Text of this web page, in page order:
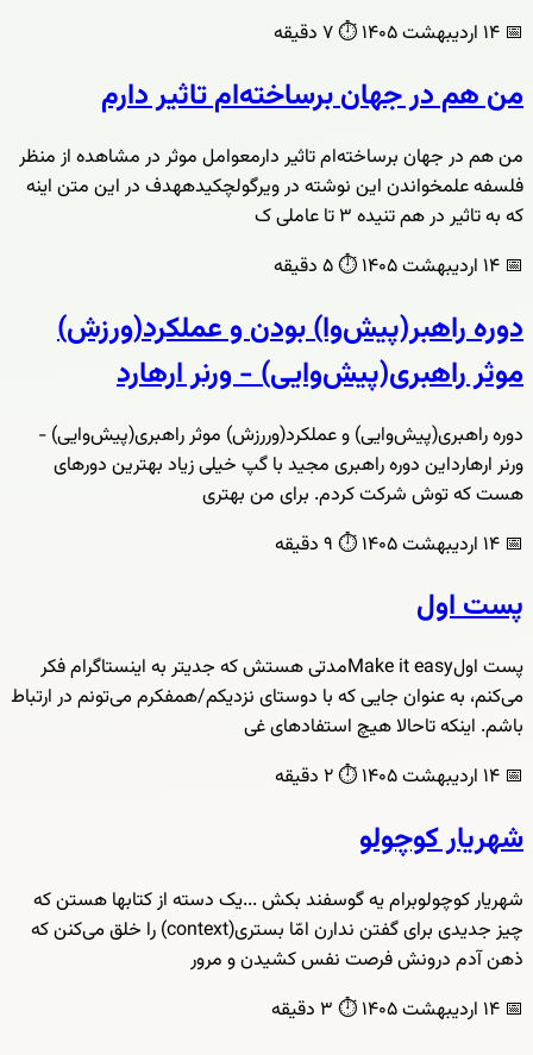
📅
⏱️
من هم در جهان برساخته‌ام تاثیر دارم
من هم در جهان برساخته‌ام تاثیر دارمعوامل موثر در مشاهده از منظر
فلسفه علمخواندن این نوشته در ویرگولچکیدههدف در این متن اینه
که به تاثیر در هم تنیده ۳ تا عاملی ک
📅
⏱️
دوره راهبر(پیش‌وا) بودن و عملکرد(ورزش)
موثر راهبری(پیش‌وایی) - ورنر ارهارد
دوره راهبری(پیش‌وایی) و عملکرد(وررزش) موثر راهبری(پیش‌وایی) -
ورنر ارهارداین دوره راهبری مجید با گپ خیلی زیاد بهترین دورهای
هست که توش شرکت کردم. برای من بهتری
📅
⏱️
پست اول
پست اولMake it easyمدتی هستش که جدیتر به اینستاگرام فکر
می‌کنم، به عنوان جایی که با دوستای نزدیکم/همفکرم می‌تونم در ارتباط
باشم. اینکه تاحالا هیچ استفادهای غی
📅
⏱️
شهریار کوچولو
شهریار کوچولوبرام یه گوسفند بکش ...یک دسته از کتابها هستن که
چیز جدیدی برای گفتن ندارن امّا بستری(context) را خلق می‌کنن که
ذهن آدم درونش فرصت نفس کشیدن و مرور
📅
⏱️